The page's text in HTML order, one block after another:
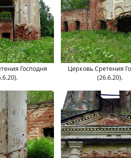
Господня
Церковь Сретения
(26.6.20).